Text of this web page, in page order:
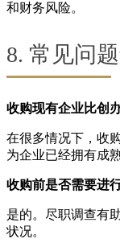
和财务风险。
8. 常见问
收购现有企业比创
在很多情况下，收
为企业已经拥有成
收购前是否需要进
是的。尽职调查有
状况。